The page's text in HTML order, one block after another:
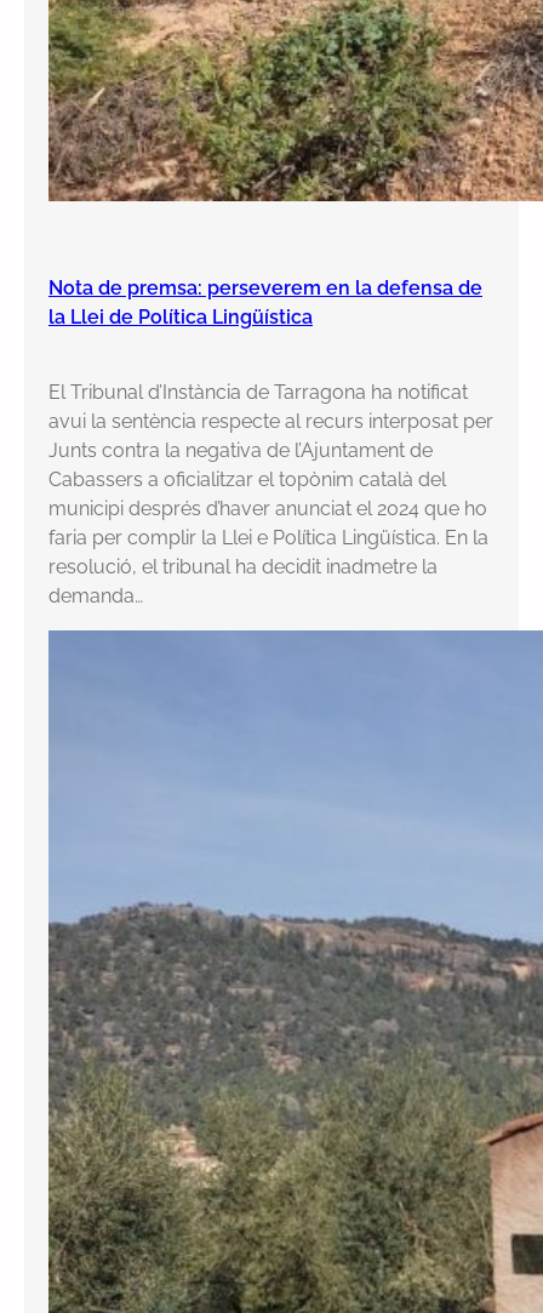
Nota de premsa: perseverem en la defensa de
la Llei de Política Lingüística
El Tribunal d’Instància de Tarragona ha notificat
avui la sentència respecte al recurs interposat per
Junts contra la negativa de l’Ajuntament de
Cabassers a oficialitzar el topònim català del
municipi després d’haver anunciat el 2024 que ho
faria per complir la Llei e Política Lingüística. En la
resolució, el tribunal ha decidit inadmetre la
demanda…